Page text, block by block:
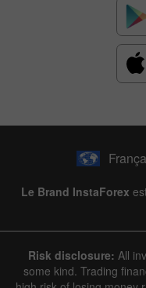
Le Brand InstaForex
Risk disclosure: All
some kind. Trading